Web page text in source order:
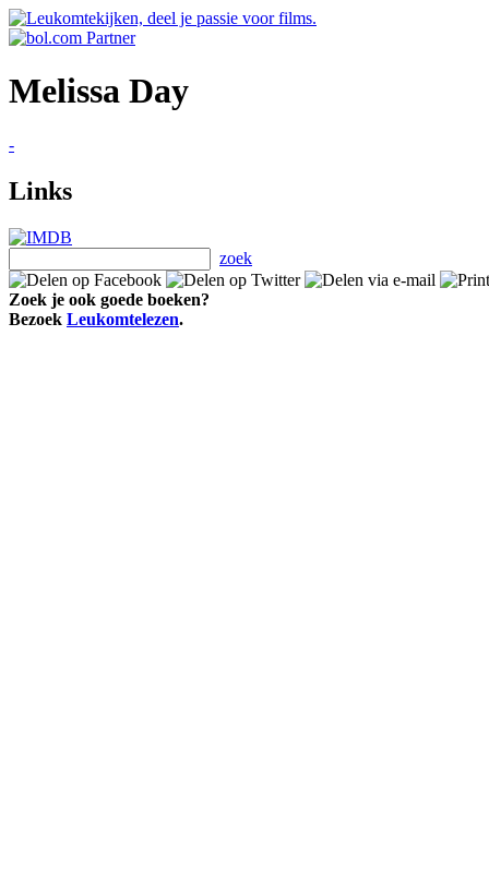
Melissa Day
-
Links
zoek
Zoek je ook goede boeken?
Bezoek Leukomtelezen.